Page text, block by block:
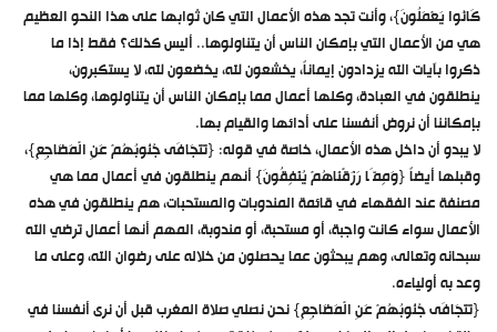
كَانُوا يَعْمَلُونَ}، وأنت تجد هذه الأعمال التي كان ثوابها على هذا النحو العظيم
هي من الأعمال التي بإمكان الناس أن يتناولوها.. أليس كذلك؟ فقط إذا ما
ذكروا بآيات الله يزدادون إيماناً، يخشعون لله، يخضعون لله، لا يستكبرون،
ينطلقون في العبادة، وكلها أعمال مما بإمكان الناس أن يتناولوها، وكلها مما
بإمكاننا أن نروض أنفسنا على أدائها والقيام بها.
لا يبدو أن داخل هذه الأعمال، خاصة في قوله: {تَتَجَافَى جُنُوبُهُمْ عَنِ الْمَضَاجِعِ}،
وقبلها أيضاً {وَمِمَّا رَزَقْنَاهُمْ يُنْفِقُونَ} أنهم ينطلقون في أعمال مما هي
مصنفة عند الفقهاء في قائمة المندوبات والمستحبات، هم ينطلقون في هذه
الأعمال سواء كانت واجبة، أو مستحبة، أو مندوبة، المهم أنها أعمال ترضي الله
سبحانه وتعالى، وهم يبحثون عما يحصلون من خلاله على رضوان الله، وعلى ما
وعد به أولياءه.
{تَتَجَافَى جُنُوبُهُمْ عَنِ الْمَضَاجِعِ} نحن نصلي صلاة المغرب قبل أن نرى أنفسنا في